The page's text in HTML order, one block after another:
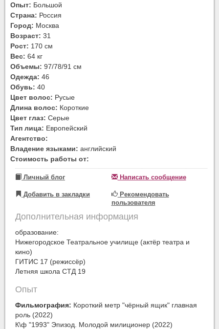
Опыт: Большой
Страна: Россия
Город: Москва
Возраст: 31
Рост: 170 см
Вес: 64 кг
Объемы: 97/78/91 см
Одежда: 46
Обувь: 40
Цвет волос: Русые
Длина волос: Короткие
Цвет глаз: Серые
Тип лица: Европейский
Агентство:
Владение языками: английский
Стоимость работы от:
Личный блог Написать сообщение
Добавить в закладки
Рекомендовать
пользователя
Дополнительная информация
образование:
Нижегородское Театральное училище (актёр театра и
кино)
ГИТИС 17 (режиссёр)
Летняя школа СТД 19
Опыт
Фильмография: Короткий метр "чёрный ящик" главная
роль (2022)
К\ф "1993" Эпизод. Молодой милиционер (2022)